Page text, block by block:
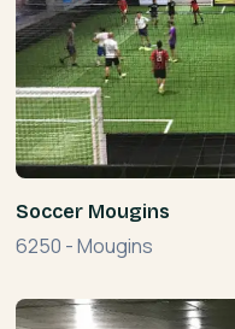
Soccer Mougins
6250 -Mougins